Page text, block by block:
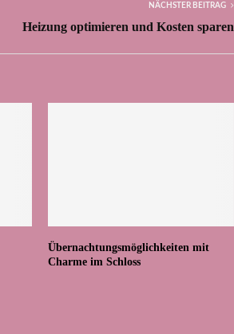
NÄCHSTER BEITRAG
Heizung optimieren und Kosten sparen
Übernachtungsmöglichkeiten mit
Charme im Schloss